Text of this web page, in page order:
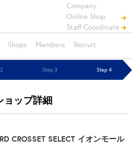
Company
Online Shop
Staff Coordinate
Shops Members Recruit
Step 3 Step 4
ョップ詳細
CROSSET SELECT イオンモール